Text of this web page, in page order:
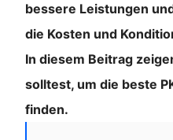
bessere Leistungen
die Kosten und
In diesem Beitrag
solltest, um die beste
finden.